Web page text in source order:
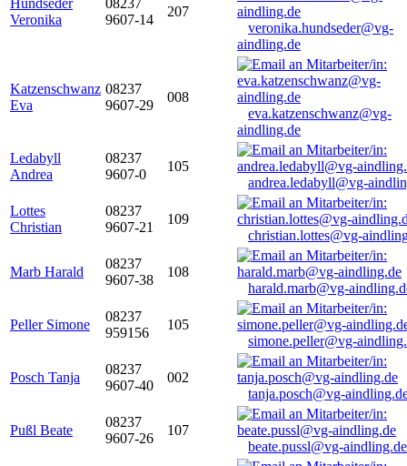
Hundseder
Veronika
08237
9607-14
207
veronika.hundseder@vg-
aindling.de
Katzenschwanz
Eva
08237
9607-29
008
eva.katzenschwanz@vg-
aindling.de
Ledabyll
Andrea
08237
9607-0
105
andrea.ledabyll@vg-
Lottes
Christian
08237
9607-21
109
christian.lottes@vg-
Marb Harald
08237
9607-38
108
harald.marb@vg-
Peller Simone
08237
959156
105
simone.peller@vg-
Posch Tanja
08237
9607-40
002
tanja.posch@vg-
Pußl Beate
08237
9607-26
107
beate.pussl@vg-aindling.de